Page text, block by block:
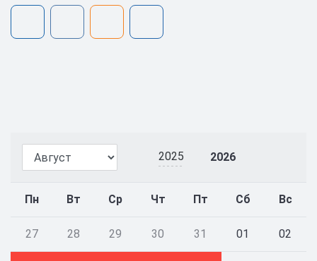
2025 2026
Пн Вт Ср Чт Пт Сб Вс
27 28 29 30 31 01 02